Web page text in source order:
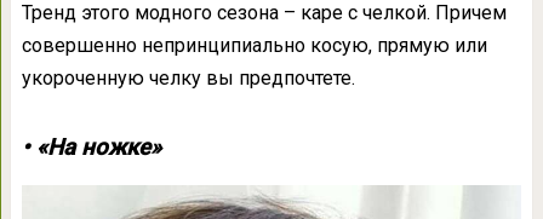
Тренд этого модного сезона – каре с челкой. Причем
совершенно непринципиально косую, прямую или
укороченную челку вы предпочтете.
• «На ножке»